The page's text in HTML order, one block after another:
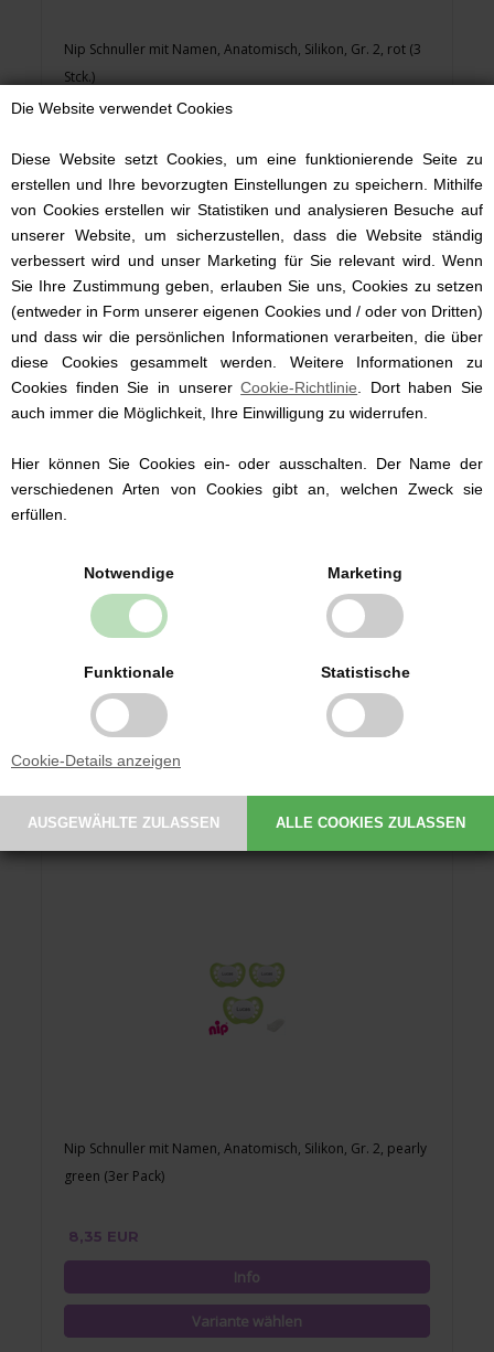
Die Website verwendet Cookies
Diese Website setzt Cookies, um eine funktionierende Seite zu
erstellen und Ihre bevorzugten Einstellungen zu speichern. Mithilfe
von Cookies erstellen wir Statistiken und analysieren Besuche auf
unserer Website, um sicherzustellen, dass die Website ständig
verbessert wird und unser Marketing für Sie relevant wird. Wenn
Sie Ihre Zustimmung geben, erlauben Sie uns, Cookies zu setzen
(entweder in Form unserer eigenen Cookies und / oder von Dritten)
und dass wir die persönlichen Informationen verarbeiten, die über
diese Cookies gesammelt werden. Weitere Informationen zu
Cookies finden Sie in unsererCookie-Richtlinie . Dort haben Sie
auch immer die Möglichkeit, Ihre Einwilligung zu widerrufen.
Hier können Sie Cookies ein- oder ausschalten. Der Name der
verschiedenen Arten von Cookies gibt an, welchen Zweck sie
erfüllen.
Notwendige Marketing
Funktionale Statistische
Cookie-Details anzeigen
Nip Schnuller mit Namen, Anatomisch, Silikon, Gr. 2, rot (3
Stck.)
Nip Schnuller mit Namen, Anatomisch, Silikon, Gr. 2, pearly
magenta (3er Pack)
Nip Schnuller mit Namen, Anatomisch, Silikon, Gr. 2, pearly
green (3er Pack)
8,35 EUR